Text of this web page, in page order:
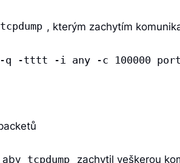
tcpdump , kterým zachytím
-q -tttt -i any -c 100000
aby tcpdump zachytil veškerou